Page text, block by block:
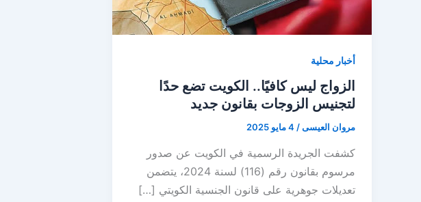
أخبار محلية
الزواج ليس كافيًا.. الكويت تضع حدًا
لتجنيس الزوجات بقانون جديد
مروان العيسى/ 4 مايو 2025
كشفت الجريدة الرسمية في الكويت عن صدور
مرسوم بقانون رقم (116) لسنة 2024، يتضمن
تعديلات جوهرية على قانون الجنسية الكويتي […]